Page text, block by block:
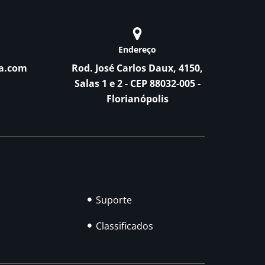
Endereço
Rod. José Carlos Daux, 4150,
Salas 1 e 2 - CEP 88032-005 -
Florianópolis
Suporte
Classificados